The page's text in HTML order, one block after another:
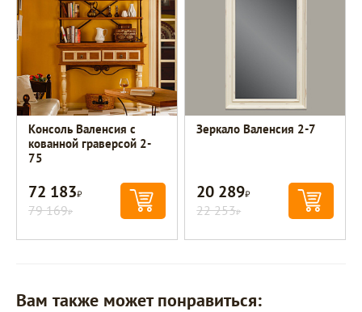
Консоль Валенсия с
кованной граверсой 2-
75
72 183Р
79 169Р
Зеркало Валенсия 2-7
20 289Р
22 253Р
Вам также может понравиться: